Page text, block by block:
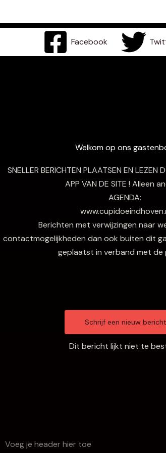
Facebook
Welkom op ons
SNELLER BERICHTEN PLAATSEN EN LEZEN
APP VAN DE SITE ! Alleen
AGENDA:
Berichten met verwijzingen naar
contactmogelijkheden dan ook buiten dit
geplaatst in verband met de
Dit bericht lijkt niet te
Voeg je header hier toe